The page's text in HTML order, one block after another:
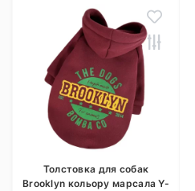
Толстовка для собак
Brooklyn кольору марсала Y-